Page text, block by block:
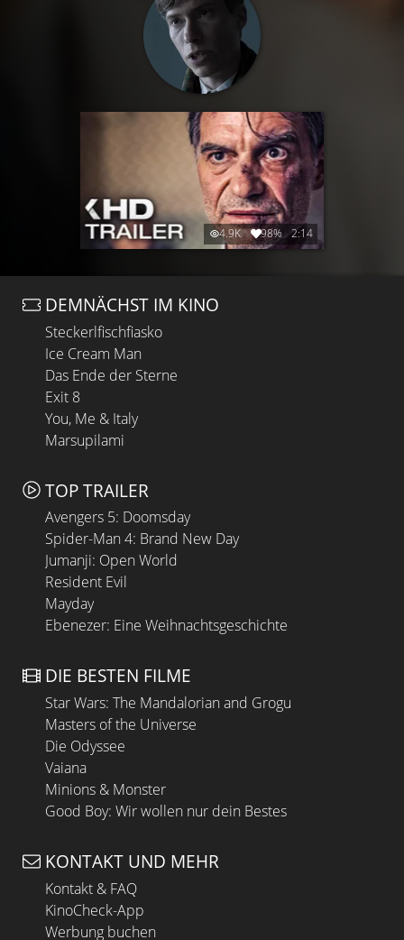
4.9K 98% 2:14
DEMNÄCHST IM KINO
Steckerlfischfiasko
Ice Cream Man
Das Ende der Sterne
Exit 8
You, Me & Italy
Marsupilami
TOP TRAILER
Avengers 5: Doomsday
Spider-Man 4: Brand New Day
Jumanji: Open World
Resident Evil
Mayday
Ebenezer: Eine Weihnachtsgeschichte
DIE BESTEN FILME
Star Wars: The Mandalorian and Grogu
Masters of the Universe
Die Odyssee
Vaiana
Minions & Monster
Good Boy: Wir wollen nur dein Bestes
KONTAKT UND MEHR
Kontakt & FAQ
KinoCheck-App
Werbung buchen